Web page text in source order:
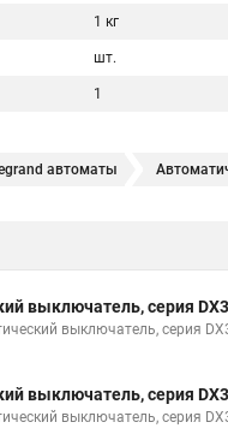
1 кг
шт.
1
автоматы
выключатель, серия
выключатель, серия
выключатель, серия
выключатель, серия